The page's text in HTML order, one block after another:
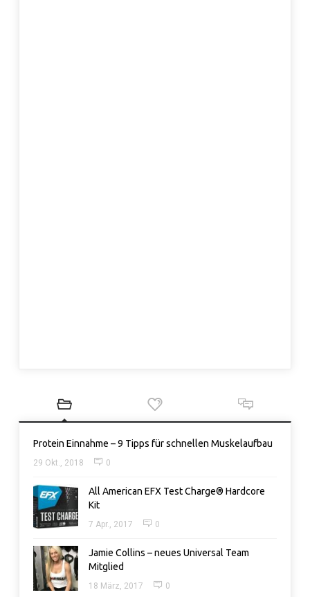
Protein Einnahme – 9 Tipps für schnellen Muskelaufbau
29 Okt., 2018 0
All American EFX Test Charge® Hardcore
Kit
7 Apr., 2017 0
Jamie Collins – neues Universal Team
Mitglied
18 März, 2017 0